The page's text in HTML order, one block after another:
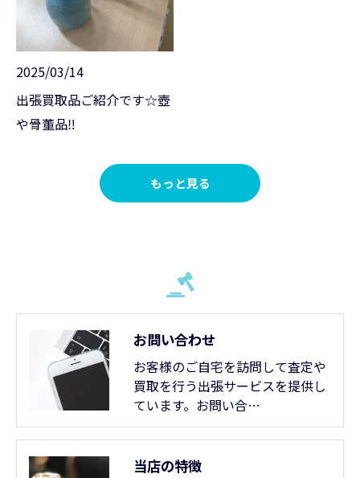
2025/03/14
出張買取品ご紹介です☆壺
や骨董品‼️
もっと見る
お問い合わせ
お客様のご自宅を訪問して査定や
買取を行う出張サービスを提供し
ています。お問い合…
当店の特徴